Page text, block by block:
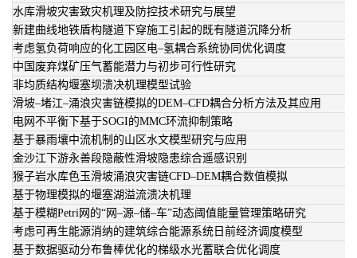
水库滑坡灾害致灾机理及防控技术研究与展望
新建曲线地铁盾构隧道下穿施工引起的既有隧道沉降分析
考虑氢负荷响应的化工园区电–氢耦合系统协同优化调度
中国废弃煤矿压气蓄能潜力与初步可行性研究
非均质结构堰塞坝溃决机理模型试验
滑坡–堵江–涌浪灾害链模拟的DEM–CFD耦合分析方法及其应用
电网不平衡下基于SOGI的MMC环流抑制策略
基于暴雨壤中流机制的山区水文模型研究与应用
金沙江下游永善段隐蔽性滑坡隐患综合遥感识别
猴子岩水库色玉滑坡涌浪灾害链CFD–DEM耦合数值模拟
基于物理模拟的堰塞湖溢流溃决机理
基于模糊Petri网的“网–源–储–车”动态阈值能量管理策略研究
考虑可再生能源消纳的建筑综合能源系统日前经济调度模型
基于数据驱动分布鲁棒优化的梯级水光蓄联合优化调度